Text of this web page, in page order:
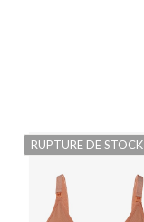
RUPTURE DE STOCK